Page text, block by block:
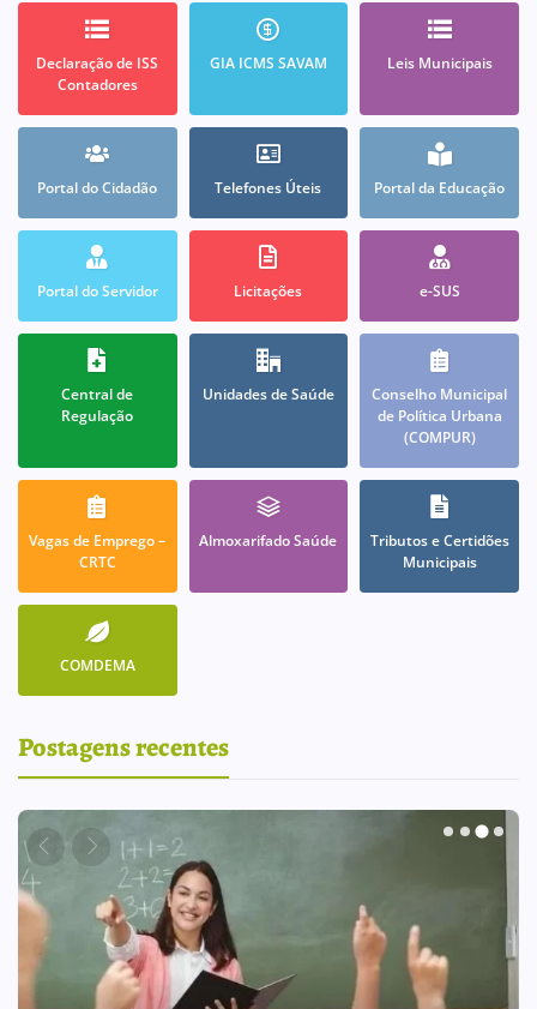
Declaração de ISS
Contadores
GIA ICMS SAVAM Leis Municipais
Portal do Cidadão Telefones Úteis Portal da Educação
Portal do Servidor Licitações e-SUS
Central de
Regulação
Unidades de Saúde
Conselho Municipal
de Política Urbana
(COMPUR)
Vagas de Emprego –
CRTC
Almoxarifado Saúde
Tributos e Certidões
Municipais
COMDEMA
Postagens recentes